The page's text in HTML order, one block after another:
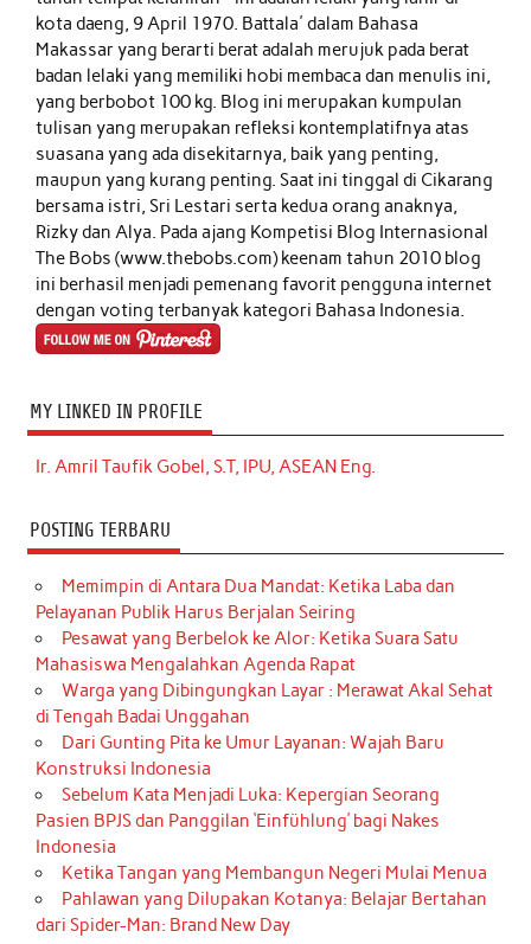
kota daeng, 9 April 1970. Battala' dalam Bahasa
Makassar yang berarti berat adalah merujuk pada berat
badan lelaki yang memiliki hobi membaca dan menulis ini,
yang berbobot 100 kg. Blog ini merupakan kumpulan
tulisan yang merupakan refleksi kontemplatifnya atas
suasana yang ada disekitarnya, baik yang penting,
maupun yang kurang penting. Saat ini tinggal di Cikarang
bersama istri, Sri Lestari serta kedua orang anaknya,
Rizky dan Alya. Pada ajang Kompetisi Blog Internasional
The Bobs (www.thebobs.com) keenam tahun 2010 blog
ini berhasil menjadi pemenang favorit pengguna internet
dengan voting terbanyak kategori Bahasa Indonesia.
MY LINKED IN PROFILE
Ir. Amril Taufik Gobel, S.T, IPU, ASEAN Eng.
POSTING TERBARU
Memimpin di Antara Dua Mandat: Ketika Laba dan
Pelayanan Publik Harus Berjalan Seiring
Pesawat yang Berbelok ke Alor: Ketika Suara Satu
Mahasiswa Mengalahkan Agenda Rapat
Warga yang Dibingungkan Layar : Merawat Akal Sehat
di Tengah Badai Unggahan
Dari Gunting Pita ke Umur Layanan: Wajah Baru
Konstruksi Indonesia
Sebelum Kata Menjadi Luka: Kepergian Seorang
Pasien BPJS dan Panggilan ‘Einfühlung’ bagi Nakes
Indonesia
Ketika Tangan yang Membangun Negeri Mulai Menua
Pahlawan yang Dilupakan Kotanya: Belajar Bertahan
dari Spider-Man: Brand New Day